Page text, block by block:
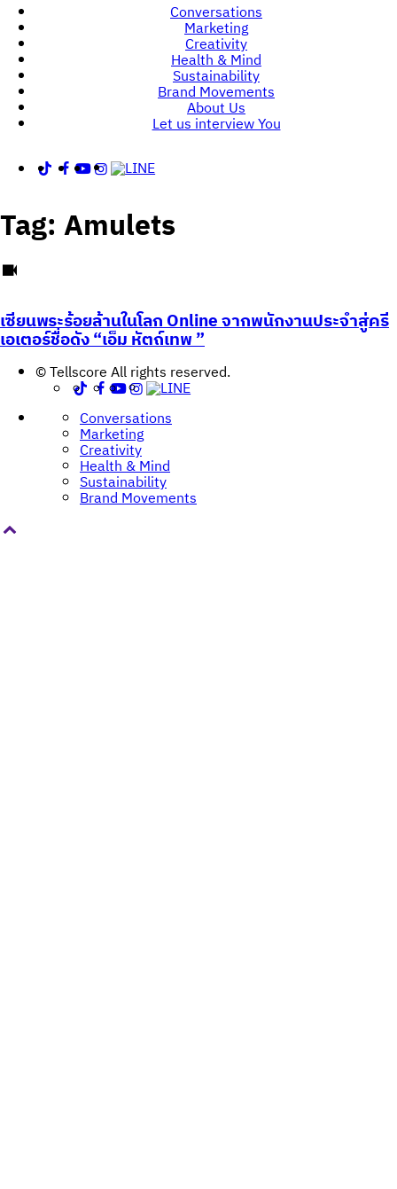
Conversations
Marketing
Creativity
Health & Mind
Sustainability
Brand Movements
About Us
Let us interview You
Tag: Amulets
เซียนพระร้อยล้านในโลก Online จากพนักงานประจำสู่ครี
เอเตอร์ชื่อดัง “เอ็ม หัตถ์เทพ ”
© Tellscore All rights reserved.
Conversations
Marketing
Creativity
Health & Mind
Sustainability
Brand Movements